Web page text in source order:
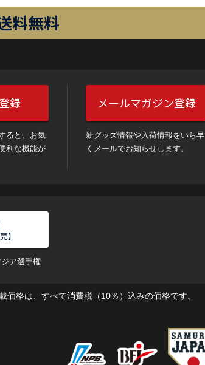
料無料
録
ると、お気
利な機能が
メールマガジン登録
新グッズ情報や入荷情報をいち早
くメールでお知らせします。
】
ア選手権
価格は、すべて消費税（10％）込みの価格です。